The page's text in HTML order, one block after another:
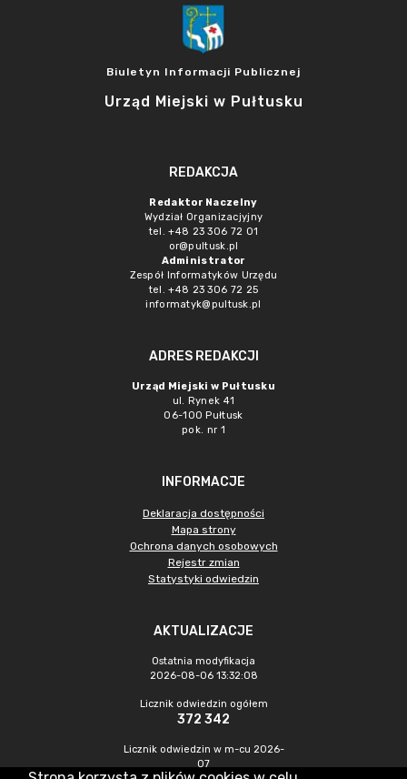
Biuletyn Informacji Publicznej
Urząd Miejski w Pułtusku
REDAKCJA
Redaktor Naczelny
Wydział Organizacjyjny
tel. +48 23 306 72 01
or@pultusk.pl
Administrator
Zespół Informatyków Urzędu
tel. +48 23 306 72 25
informatyk@pultusk.pl
ADRES REDAKCJI
Urząd Miejski w Pułtusku
ul. Rynek 41
06-100 Pułtusk
pok. nr 1
INFORMACJE
Deklaracja dostępności
Mapa strony
Ochrona danych osobowych
Rejestr zmian
Statystyki odwiedzin
AKTUALIZACJE
Ostatnia modyfikacja
2026-08-06 13:32:08
Licznik odwiedzin ogółem
372 342
Licznik odwiedzin w m-cu 2026-
07